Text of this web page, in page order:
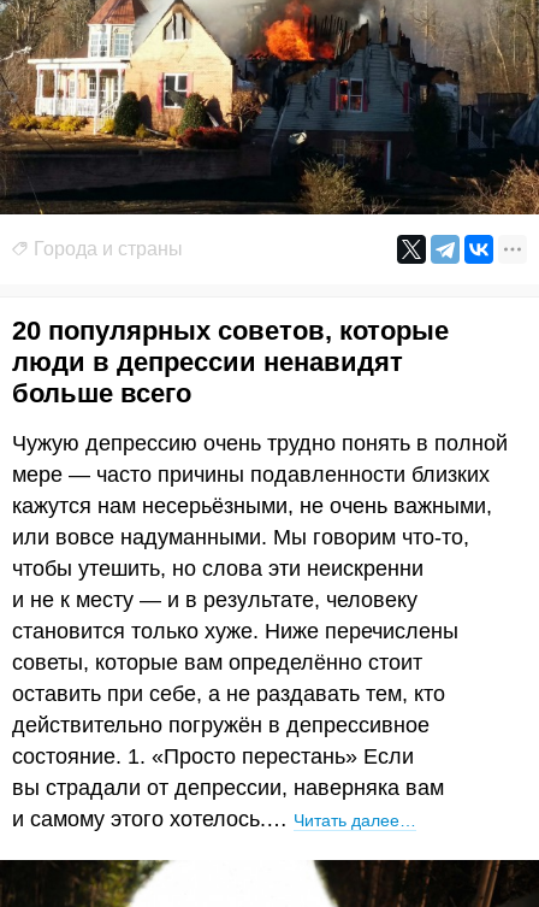
Города и страны
20 популярных советов, которые
люди в депрессии ненавидят
больше всего
Чужую депрессию очень трудно понять в полной
мере — часто причины подавленности близких
кажутся нам несерьёзными, не очень важными,
или вовсе надуманными. Мы говорим что-то,
чтобы утешить, но слова эти неискренни
и не к месту — и в результате, человеку
становится только хуже. Ниже перечислены
советы, которые вам определённо стоит
оставить при себе, а не раздавать тем, кто
действительно погружён в депрессивное
состояние. 1. «Просто перестань» Если
вы страдали от депрессии, наверняка вам
и самому этого хотелось.… Читать далее…